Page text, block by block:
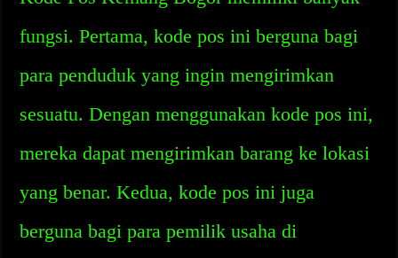
fungsi. Pertama, kode pos ini berguna bagi
para penduduk yang ingin mengirimkan
sesuatu. Dengan menggunakan kode pos ini,
mereka dapat mengirimkan barang ke lokasi
yang benar. Kedua, kode pos ini juga
berguna bagi para pemilik usaha di